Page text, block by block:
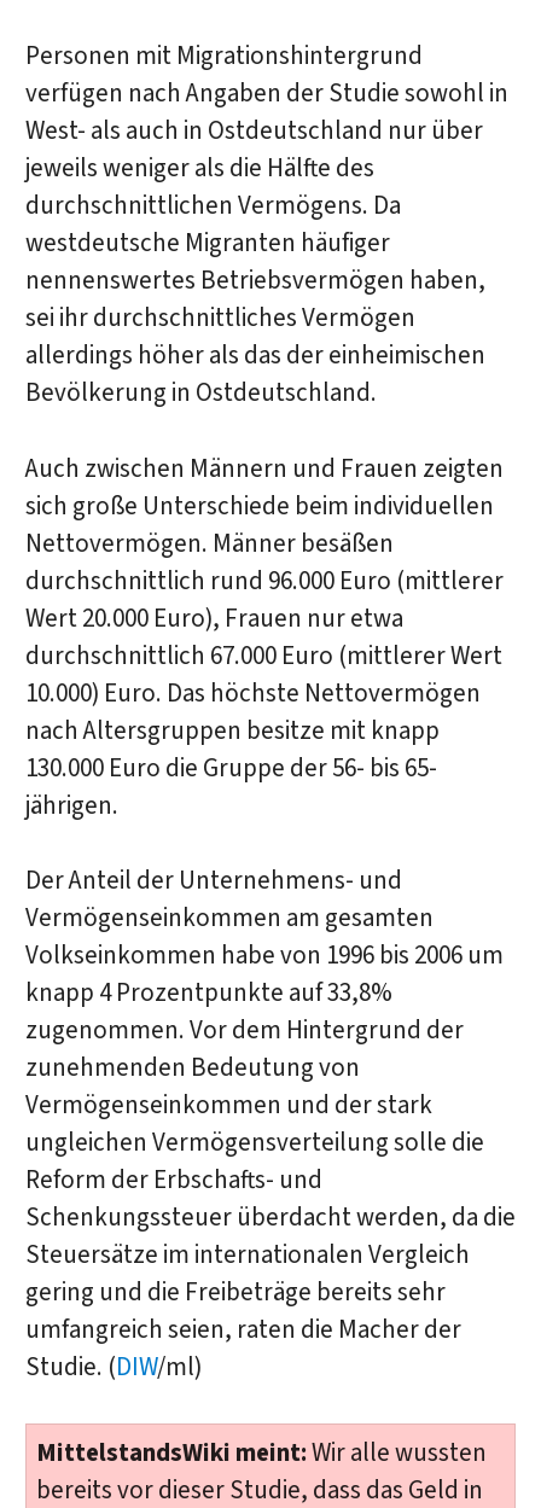
Personen mit Migrationshintergrund
verfügen nach Angaben der Studie sowohl in
West- als auch in Ostdeutschland nur über
jeweils weniger als die Hälfte des
durchschnittlichen Vermögens. Da
westdeutsche Migranten häufiger
nennenswertes Betriebsvermögen haben,
sei ihr durchschnittliches Vermögen
allerdings höher als das der einheimischen
Bevölkerung in Ostdeutschland.
Auch zwischen Männern und Frauen zeigten
sich große Unterschiede beim individuellen
Nettovermögen. Männer besäßen
durchschnittlich rund 96.000 Euro (mittlerer
Wert 20.000 Euro), Frauen nur etwa
durchschnittlich 67.000 Euro (mittlerer Wert
10.000) Euro. Das höchste Nettovermögen
nach Altersgruppen besitze mit knapp
130.000 Euro die Gruppe der 56- bis 65-
jährigen.
Der Anteil der Unternehmens- und
Vermögenseinkommen am gesamten
Volkseinkommen habe von 1996 bis 2006 um
knapp 4 Prozentpunkte auf 33,8%
zugenommen. Vor dem Hintergrund der
zunehmenden Bedeutung von
Vermögenseinkommen und der stark
ungleichen Vermögensverteilung solle die
Reform der Erbschafts- und
Schenkungssteuer überdacht werden, da die
Steuersätze im internationalen Vergleich
gering und die Freibeträge bereits sehr
umfangreich seien, raten die Macher der
Studie. (DIW/ml)
MittelstandsWiki meint:Wir alle wussten
bereits vor dieser Studie, dass das Geld in